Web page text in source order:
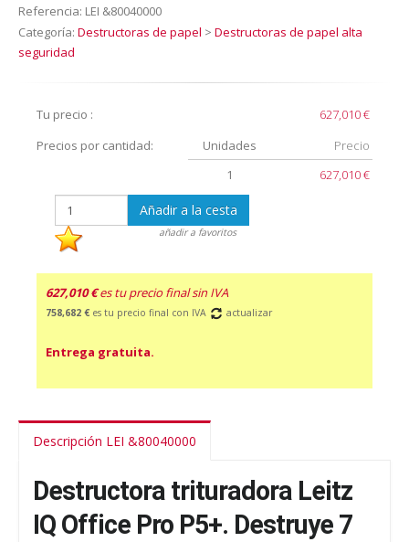
Referencia: LEI &80040000
Categoría: Destructoras de papel > Destructoras de papel alta
seguridad
Tu precio :
627,010 €
Precios por cantidad:
Unidades
Precio
1
627,010 €
Añadir a la cesta
añadir a favoritos
627,010 € es tu precio final sin IVA
758,682 € es tu precio final con IVA actualizar
Entrega gratuita.
Descripción LEI &80040000
Destructora trituradora Leitz
IQ Office Pro P5+. Destruye 7